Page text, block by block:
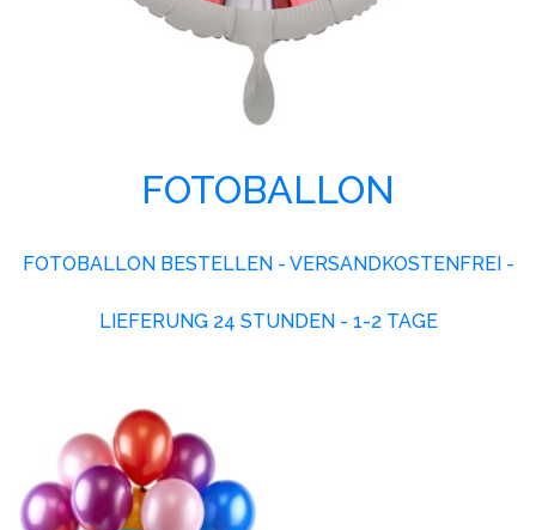
FOTOBALLON
FOTOBALLON BESTELLEN - VERSANDKOSTENFREI -
LIEFERUNG 24 STUNDEN - 1-2 TAGE